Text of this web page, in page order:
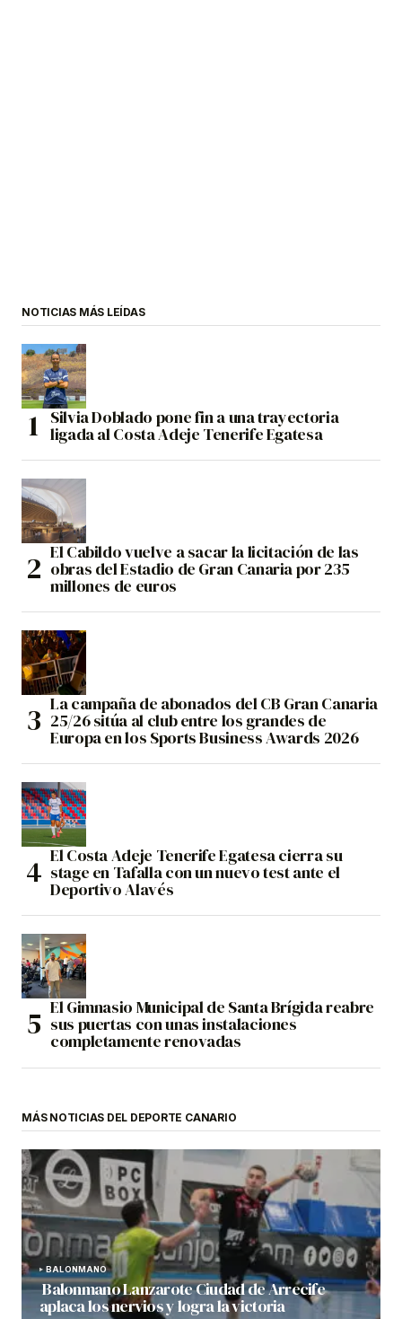
NOTICIAS MÁS LEÍDAS
Silvia Doblado pone fin a una trayectoria
ligada al Costa Adeje Tenerife Egatesa
El Cabildo vuelve a sacar la licitación de las
obras del Estadio de Gran Canaria por 235
millones de euros
La campaña de abonados del CB Gran Canaria
25/26 sitúa al club entre los grandes de
Europa en los Sports Business Awards 2026
El Costa Adeje Tenerife Egatesa cierra su
stage en Tafalla con un nuevo test ante el
Deportivo Alavés
El Gimnasio Municipal de Santa Brígida reabre
sus puertas con unas instalaciones
completamente renovadas
MÁS NOTICIAS DEL DEPORTE CANARIO
BALONMANO
Balonmano Lanzarote Ciudad de Arrecife
aplaca los nervios y logra la victoria